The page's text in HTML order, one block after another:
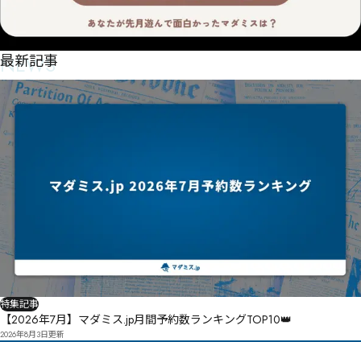
NEWS
最新記事
特集記事
【2026年7月】マダミス.jp月間予約数ランキングTOP10👑
2026年8月3日更新